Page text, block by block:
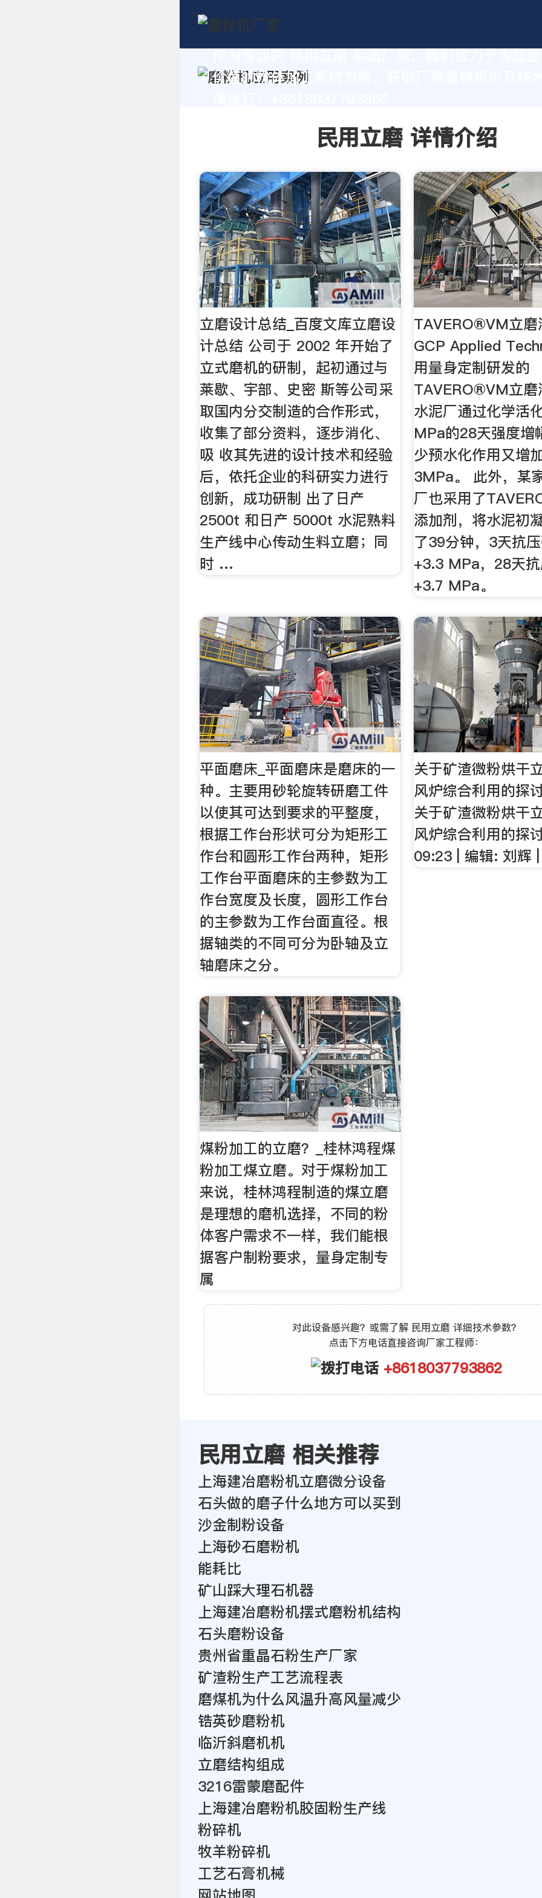
价值的粉体加工系统方案。获取厂家直销报价及技
民用立磨 详情介绍
立磨设计总结_百度文库立磨设
计总结 公司于 2002 年开始了
立式磨机的研制，起初通过与
莱歇、宇部、史密 斯等公司采
取国内分交制造的合作形式，
收集了部分资料，逐步消化、
吸 收其先进的设计技术和经验
后，依托企业的科研实力进行
创新，成功研制 出了日产
2500t 和日产 5000t 水泥熟料
生产线中心传动生料立磨；同
时 …
TAVERO®VM立磨
GCP Applied
用量身定制研发的
TAVERO®VM立磨
水泥厂通过化学活
MPa的28天强度增
少预水化作用又增
3MPa。 此外，某
厂也采用了
添加剂，将水泥初
了39分钟，3天抗
+3.3 MPa，28天
+3.7 MPa。
平面磨床_平面磨床是磨床的一
种。主要用砂轮旋转研磨工件
以使其可达到要求的平整度，
根据工作台形状可分为矩形工
作台和圆形工作台两种，矩形
工作台平面磨床的主参数为工
作台宽度及长度，圆形工作台
的主参数为工作台面直径。根
据轴类的不同可分为卧轴及立
轴磨床之分。
关于矿渣微粉烘干
风炉综合利用的探
关于矿渣微粉烘干
风炉综合利用的探
09:23 | 编辑: 刘辉 |
煤粉加工的立磨？_桂林鸿程煤
粉加工煤立磨。对于煤粉加工
来说，桂林鸿程制造的煤立磨
是理想的磨机选择，不同的粉
体客户需求不一样，我们能根
据客户制粉要求，量身定制专
属
对此设备感兴趣？或需了解 民用立磨 详细技术参数？
点击下方电话直接咨询厂家工程师：
+8618037793862
民用立磨 相关推荐
上海建冶磨粉机立磨微分设备
石头做的磨子什么地方可以买到
沙金制粉设备
上海砂石磨粉机
能耗比
矿山踩大理石机器
上海建冶磨粉机摆式磨粉机结构
石头磨粉设备
贵州省重晶石粉生产厂家
矿渣粉生产工艺流程表
磨煤机为什么风温升高风量减少
锆英砂磨粉机
临沂斜磨机机
立磨结构组成
3216雷蒙磨配件
上海建冶磨粉机胶固粉生产线
粉碎机
牧羊粉碎机
工艺石膏机械